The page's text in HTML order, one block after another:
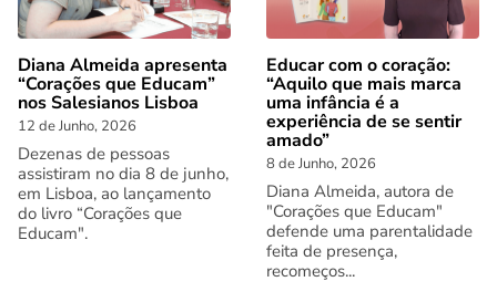
Diana Almeida apresenta
“Corações que Educam”
nos Salesianos Lisboa
12 de Junho, 2026
Dezenas de pessoas
assistiram no dia 8 de junho,
em Lisboa, ao lançamento
do livro “Corações que
Educam".
Educar com o coração:
“Aquilo que mais marca
uma infância é a
experiência de se sentir
amado”
8 de Junho, 2026
Diana Almeida, autora de
"Corações que Educam"
defende uma parentalidade
feita de presença,
recomeços...